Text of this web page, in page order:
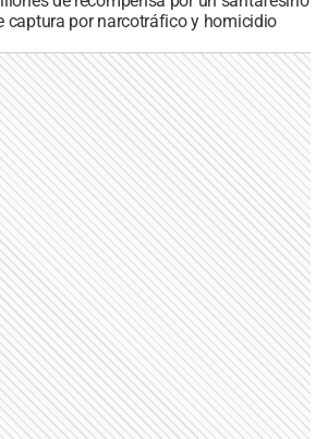
captura por narcotráfico y homicidio